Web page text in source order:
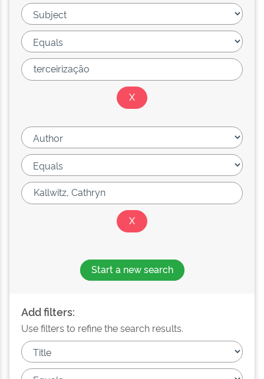
Start a new search
Add filters:
Use filters to refine the search results.